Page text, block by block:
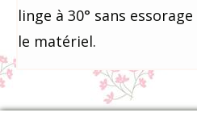
linge à 30° sans
le matériel.